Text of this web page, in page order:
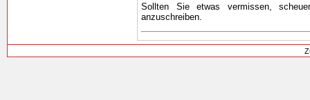
Sollten Sie etwas vermissen,
anzuschreiben.